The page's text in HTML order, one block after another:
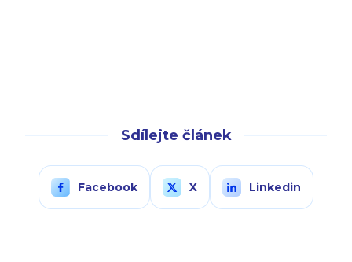
Sdílejte článek
Facebook X Linkedin